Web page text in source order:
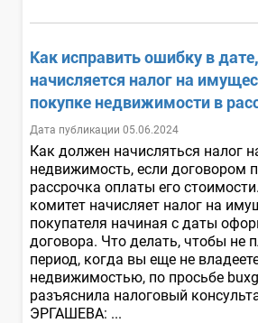
Как исправить ошибку в
начисляется налог на
покупке недвижимости в
Дата публикации 05.06.2024
Как должен начисляться налог
недвижимость, если договором
рассрочка оплаты его
комитет начисляет налог на
покупателя начиная с даты
договора. Что делать, чтобы не
период, когда вы еще не
недвижимостью, по просьбе
разъяснила налоговый
ЭРГАШЕВА: ...